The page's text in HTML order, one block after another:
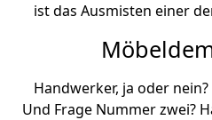
ist das Ausmisten einer
Handwerker, ja oder
Und Frage Nummer zwei?